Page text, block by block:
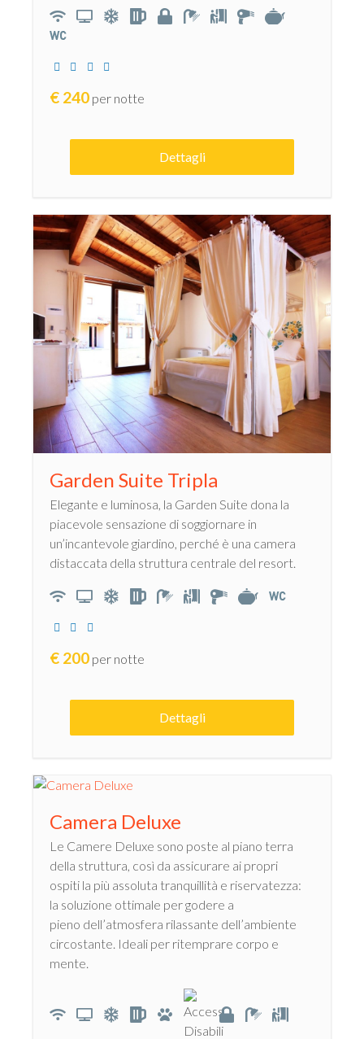
€ 240 per notte
Dettagli
Garden Suite Tripla
Elegante e luminosa, la Garden Suite dona la
piacevole sensazione di soggiornare in
un’incantevole giardino, perché è una camera
distaccata della struttura centrale del resort.
€ 200 per notte
Dettagli
Camera Deluxe
Le Camere Deluxe sono poste al piano terra
della struttura, così da assicurare ai propri
ospiti la più assoluta tranquillità e riservatezza:
la soluzione ottimale per godere a
pieno dell’atmosfera rilassante dell’ambiente
circostante. Ideali per ritemprare corpo e
mente.